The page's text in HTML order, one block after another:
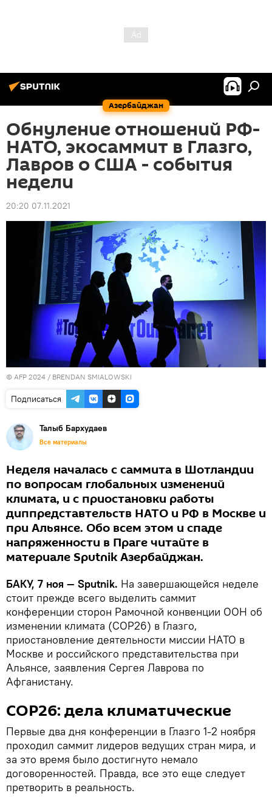
Азербайджан
Обнуление отношений РФ-
НАТО, экосаммит в Глазго,
Лавров о США - события
недели
20:20 07.11.2021
© AFP 2024 / BRENDAN SMIALOWSKI
Подписаться
Талыб Бархудаев
Все материалы
Неделя началась с саммита в Шотландии
по вопросам глобальных изменений
климата, и с приостановки работы
диппредставтельств НАТО и РФ в Москве и
при Альянсе. Обо всем этом и спаде
напряженности в Праге читайте в
материале Sputnik Азербайджан.
БАКУ, 7 ноя — Sputnik. На завершающейся неделе
стоит прежде всего выделить саммит
конференции сторон Рамочной конвенции ООН об
изменении климата (СОР26) в Глазго,
приостановление деятельности миссии НАТО в
Москве и российского представительства при
Альянсе, заявления Сергея Лаврова по
Афганистану.
СОР26: дела климатические
Первые два дня конференции в Глазго 1-2 ноября
проходил саммит лидеров ведущих стран мира, и
за это время было достигнуто немало
договоренностей. Правда, все это еще следует
претворить в реальность.